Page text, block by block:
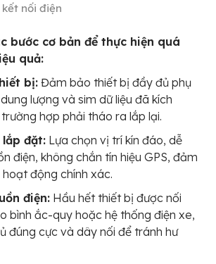
nối điện
bước cơ bản để thực hiện quá
quả:
bị:Đảm bảo thiết bị đầy đủ phụ
lượng và sim dữ liệu đã kích
hợp phải tháo ra lắp lại.
đặt: Lựa chọn vị trí kín đáo, dễ
điện, không chắn tín hiệu GPS, đảm
động chính xác.
điện: Hầu hết thiết bị được nối
bình ắc-quy hoặc hệ thống điện xe,
đúng cực và dây nối để tránh hư